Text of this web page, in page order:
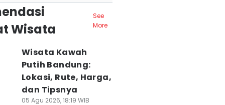
Wisata
See
More
Wisata Kawah
Putih Bandung:
Lokasi, Rute, Harga,
dan Tipsnya
05 Agu 2026, 18:19 WIB